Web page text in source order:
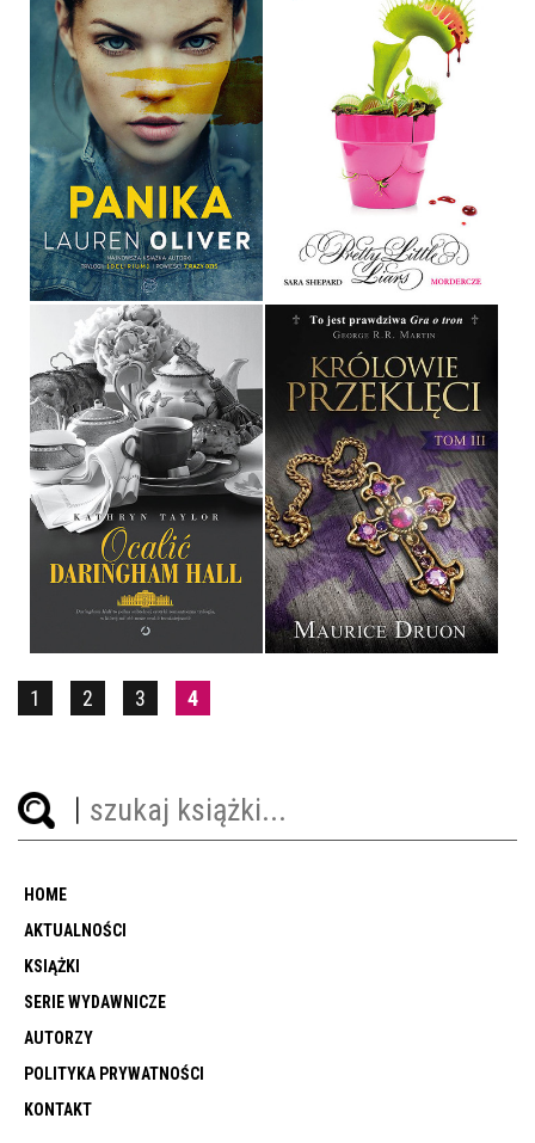
PANIKA
LAUREN OLIVER
OPRAWA MIĘKKA
36,90 ZŁ
PRETTY LITTLE LIARS 16
SARA SHEPARD
OPRAWA MIĘKKA
36,90 ZŁ
OCALIĆ DARINGHAM
HALL
KATHRYN TAYLOR
OPRAWA MIĘKKA
36,90 ZŁ
KRÓLOWIE PRZEKLĘCI.
TOM III
MAURICE DRUON
OPRAWA TWARDA
49,90 ZŁ
1 2 3 4
HOME
AKTUALNOŚCI
KSIĄŻKI
SERIE WYDAWNICZE
AUTORZY
POLITYKA PRYWATNOŚCI
KONTAKT